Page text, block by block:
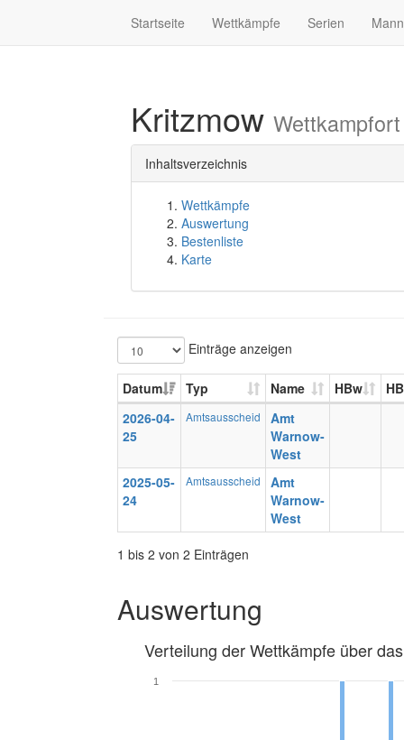
Startseite Wettkämpfe Serien
Kritzmow Wettkampfort
Inhaltsverzeichnis
Wettkämpfe
Auswertung
Bestenliste
Karte
Einträge anzeigen
Datum Typ Name HBw
2026-04-
25
Amtsausscheid
Amt
Warnow-
West
2025-05-
24
Amtsausscheid
Amt
Warnow-
West
1 bis 2 von 2 Einträgen
Auswertung
Verteilung der Wettkämpfe über
1